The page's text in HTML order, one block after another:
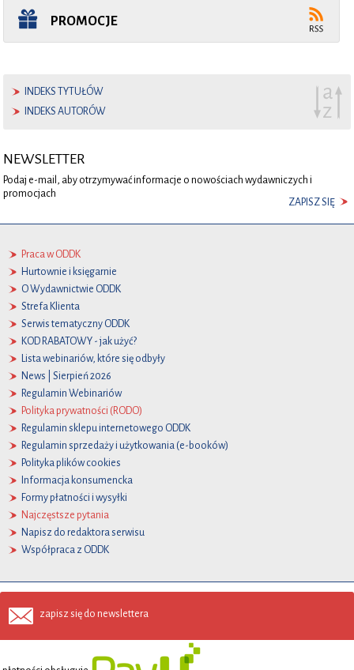
PROMOCJE
INDEKS TYTUŁÓW
INDEKS AUTORÓW
NEWSLETTER
Podaj e-mail, aby otrzymywać informacje o nowościach wydawniczych i
promocjach
ZAPISZ SIĘ
Praca w ODDK
Hurtownie i księgarnie
O Wydawnictwie ODDK
Strefa Klienta
Serwis tematyczny ODDK
KOD RABATOWY - jak użyć?
Lista webinariów, które się odbyły
News | Sierpień 2026
Regulamin Webinariów
Polityka prywatności (RODO)
Regulamin sklepu internetowego ODDK
Regulamin sprzedaży i użytkowania (e-booków)
Polityka plików cookies
Informacja konsumencka
Formy płatności i wysyłki
Najczęstsze pytania
Napisz do redaktora serwisu
Współpraca z ODDK
zapisz się do newslettera